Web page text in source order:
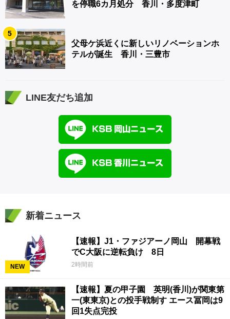
を停職6カ月処分 香川・多度津町
5
父母ケ浜近くに新しいリノベーションホ
テルが誕生 香川・三豊市
LINE友だち追加
新着ニュース
NEW
【速報】J1・ファジアーノ岡山 開幕戦
でC大阪に逆転負け 8日
2時間前
【速報】夏の甲子園 英明(香川)が関東第
一(東東京)との投手戦制す エース冨岡は9
回1失点完投